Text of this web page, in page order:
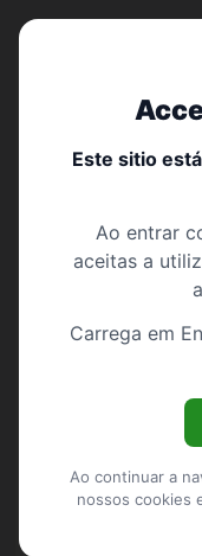
Este sitio
Ao entrar
aceitas a
Carrega em
Ao continuar a
nossos cookies
Registo
Iniciar sessão
Mostrar o mapa
Aveiro